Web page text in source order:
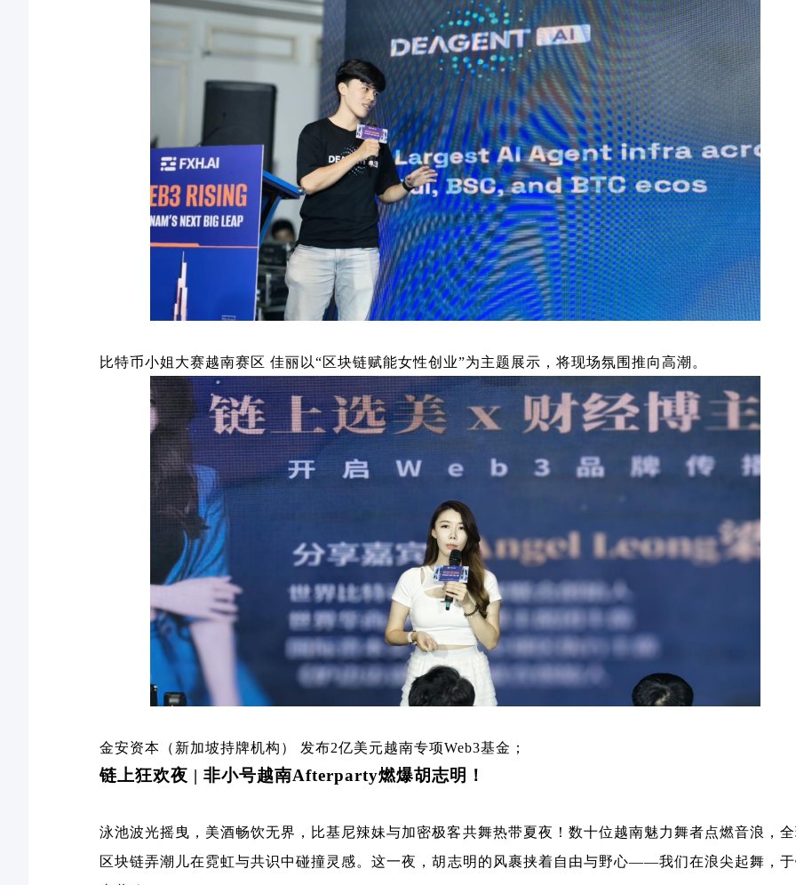
比特币小姐大赛越南赛区 佳丽以“区块链赋能女性创业”为主题展示，将现场氛围推向高潮。
金安资本（新加坡持牌机构） 发布2亿美元越南专项Web3基金；
链上狂欢夜 | 非小号越南Afterparty燃爆胡志明！
泳池波光摇曳，美酒畅饮无界，比基尼辣妹与加密极客共舞热带夏夜！数十位越南魅力舞者点燃音浪，
区块链弄潮儿在霓虹与共识中碰撞灵感。这一夜，胡志明的风裹挟着自由与野心——我们在浪尖起舞，